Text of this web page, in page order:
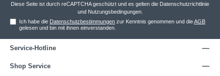
Diese Seite ist durch reCAPTCHA geschützt und es gelten die Datenschutzrichtlinie
und Nutzungsbedingungen.
Ich habe die Datenschutzbestimmungen zur Kenntnis genommen und dieAGB
gelesen und bin mit ihnen einverstanden.
Service-Hotline
Shop Service